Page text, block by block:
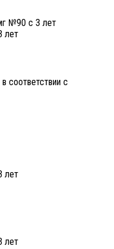
лет
соответствии с
лет
лет